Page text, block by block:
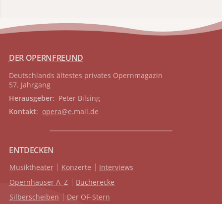
DER OPERNFREUND
Deutschlands ältestes privates Opernmagazin
57. Jahrgang
Herausgeber: Peter Bilsing
Kontakt: opera@e.mail.de
ENTDECKEN
Musiktheater Konzerte
Interviews
Opernhäuser A–Z
Bücherecke
Silberscheiben
Der OF-Stern